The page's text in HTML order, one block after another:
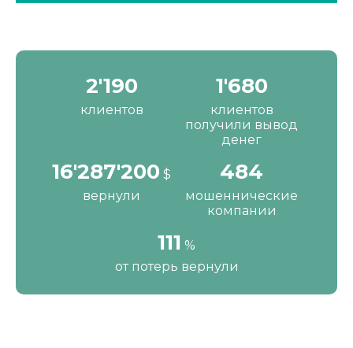
2'190
клиентов
1'680
клиентов
получили вывод
денег
16'287'200 $
вернули
484
мошеннические
компании
111 %
от потерь вернули